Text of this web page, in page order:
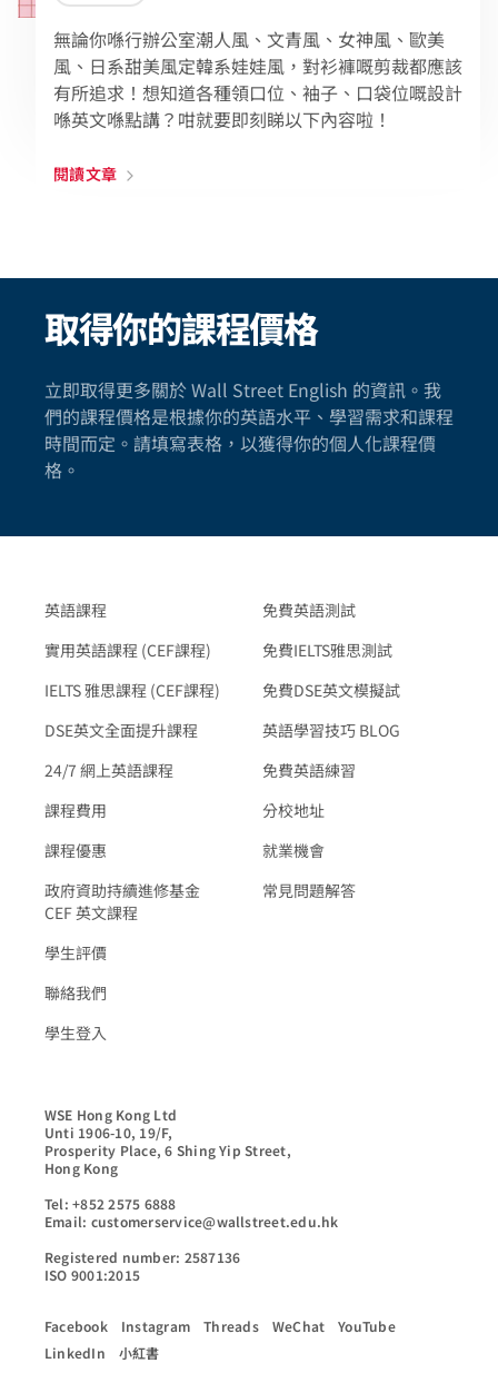
無論你喺行辦公室潮人風、文青風、女神風、歐美
風、日系甜美風定韓系娃娃風，對衫褲嘅剪裁都應該
有所追求！想知道各種領口位、袖子、口袋位嘅設計
喺英文喺點講？咁就要即刻睇以下內容啦！
閱讀文章
取得你的課程價格
立即取得更多關於 Wall Street English 的資訊。我
們的課程價格是根據你的英語水平、學習需求和課程
時間而定。請填寫表格，以獲得你的個人化課程價
格。
英語課程
實用英語課程 (CEF課程)
IELTS 雅思課程 (CEF課程)
DSE英文全面提升課程
24/7 網上英語課程
課程費用
課程優惠
政府資助持續進修基金
CEF 英文課程
學生評價
聯絡我們
學生登入
免費英語測試
免費IELTS雅思測試
免費DSE英文模擬試
英語學習技巧 BLOG
免費英語練習
分校地址
就業機會
常見問題解答
WSE Hong Kong Ltd
Unti 1906-10, 19/F,
Prosperity Place, 6 Shing Yip Street,
Hong Kong
Tel: +852 2575 6888
Email: customerservice@wallstreet.edu.hk
Registered number: 2587136
ISO 9001:2015
Facebook Instagram Threads WeChat
YouTube
LinkedIn
小紅書